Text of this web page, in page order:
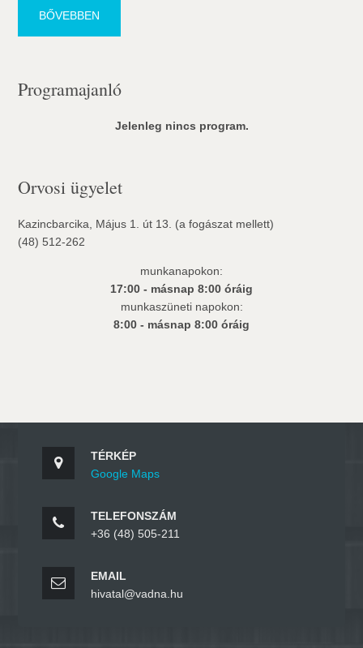
BŐVEBBEN
Programajanló
Jelenleg nincs program.
Orvosi ügyelet
Kazincbarcika, Május 1. út 13. (a fogászat mellett)
(48) 512-262
munkanapokon:
17:00 - másnap 8:00 óráig
munkaszüneti napokon:
8:00 - másnap 8:00 óráig
TÉRKÉP
Google Maps
TELEFONSZÁM
+36 (48) 505-211
EMAIL
hivatal@vadna.hu